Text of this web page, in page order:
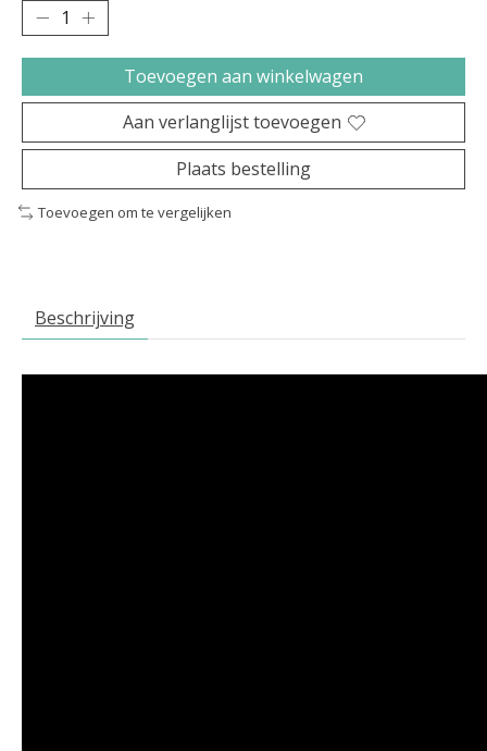
Toevoegen aan winkelwagen
Aan verlanglijst toevoegen
Plaats bestelling
Toevoegen om te vergelijken
Beschrijving